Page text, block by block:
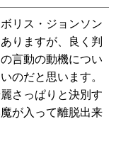
リス・ジョンソン
りますが、良く判
言動の動機につい
のだと思います。
さっぱりと決別す
が入って離脱出来